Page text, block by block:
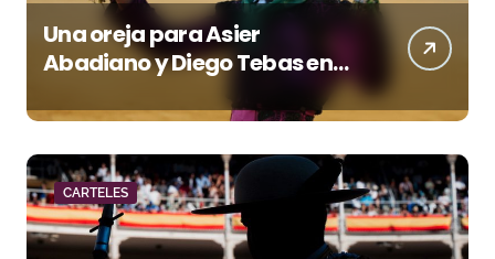
Una oreja para Asier
Abadiano y Diego Tebas en
una apertura de la Albahaca
marcada por el buen juego
de Los Maños
CARTELES